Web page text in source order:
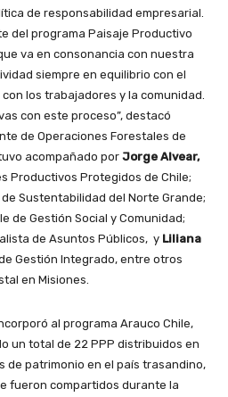
de responsabilidad empresarial.
del programa Paisaje Productivo
va en consonancia con nuestra
siempre en equilibrio con el
los trabajadores y la comunidad.
con este proceso”, destacó
de Operaciones Forestales de
acompañado por Jorge Alvear,
Productivos Protegidos de Chile;
Sustentabilidad del Norte Grande;
de Gestión Social y Comunidad;
de Asuntos Públicos, y Liliana
Gestión Integrado, entre otros
en Misiones.
al programa Arauco Chile,
un total de 22 PPP distribuidos en
de patrimonio en el país trasandino,
fueron compartidos durante la